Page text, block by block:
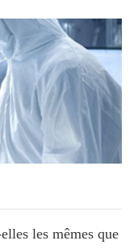
les mêmes que